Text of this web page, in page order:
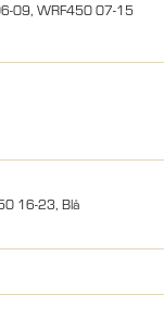
09, WRF450 07-15
16-23, Blå